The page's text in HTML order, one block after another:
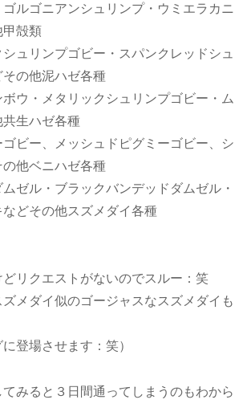
ルゴニアンシュリンプ・ウミエラカニ
甲殻類
ュリンプゴビー・スパンクレッドシュ
の他泥ハゼ各種
ウ・メタリックシュリンプゴビー・ム
生ハゼ各種
ビー、メッシュドピグミーゴビー、シ
他ベニハゼ各種
ゼル・ブラックバンデッドダムゼル・
どその他スズメダイ各種
リクエストがないのでスルー：笑
メダイ似のゴージャスなスズメダイも
登場させます：笑）
みると３日間通ってしまうのもわから